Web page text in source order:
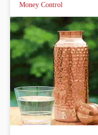
Money Control